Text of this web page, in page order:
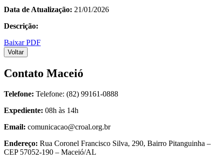
Data de Atualização: 21/01/2026
Descrição:
Baixar PDF
Voltar
Contato Maceió
Telefone: Telefone: (82) 99161-0888
Expediente: 08h às 14h
Email: comunicacao@croal.org.br
Endereço: Rua Coronel Francisco Silva, 290, Bairro Pitanguinha –
CEP 57052-190 – Maceió/AL